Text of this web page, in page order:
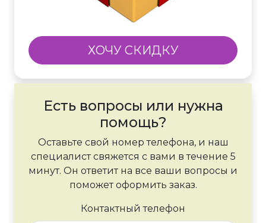
ХОЧУ СКИДКУ
Есть вопросы или нужна
помощь?
Оставьте свой номер телефона, и наш
специалист свяжется с вами в течение 5
минут. Он ответит на все ваши вопросы и
поможет оформить заказ.
Контактный телефон